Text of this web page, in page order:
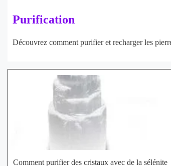
Purification
Découvrez comment purifier et recharger les
Comment purifier des cristaux avec de la sélénite